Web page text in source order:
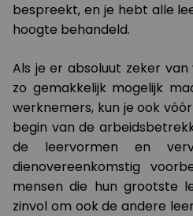
bespreekt, en je hebt alle
hoogte behandeld.
Als je er absoluut zeker
zo gemakkelijk mogelijk
werknemers, kun je ook
begin van de
de leervormen en
dienovereenkomstig
mensen die hun grootste
zinvol om ook de andere